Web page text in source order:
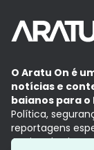
O Aratu On é
notícias e
baianos para o
Política,
reportagens
Aqui, tudo vira